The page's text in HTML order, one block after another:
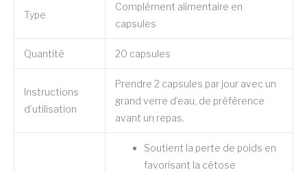
Type
Complément alimentaire en
capsules
Quantité 20 capsules
Instructions
d’utilisation
Prendre 2 capsules par jour avec un
grand verre d’eau, de préférence
avant un repas.
Soutient la perte de poids en
favorisant la cétose